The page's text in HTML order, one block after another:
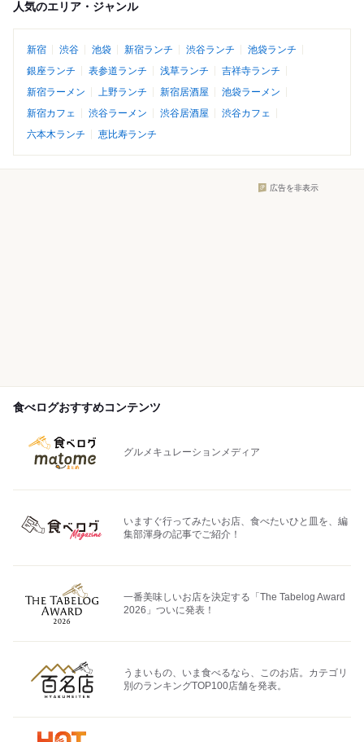
人気のエリア・ジャンル
新宿 渋谷 池袋 新宿ランチ 渋谷ランチ
池袋ランチ
銀座ランチ
表参道ランチ 浅草ランチ
吉祥寺ランチ
新宿ラーメン
上野ランチ 新宿居酒屋
池袋ラーメン
新宿カフェ
渋谷ラーメン 渋谷居酒屋
渋谷カフェ
六本木ランチ
恵比寿ランチ
広告を非表示
食べログおすすめコンテンツ
グルメキュレーションメディア
いますぐ行ってみたいお店、食べたいひと皿を、編
集部渾身の記事でご紹介！
一番美味しいお店を決定する「The Tabelog Award
2026」ついに発表！
うまいもの、いま食べるなら、このお店。カテゴリ
別のランキングTOP100店舗を発表。